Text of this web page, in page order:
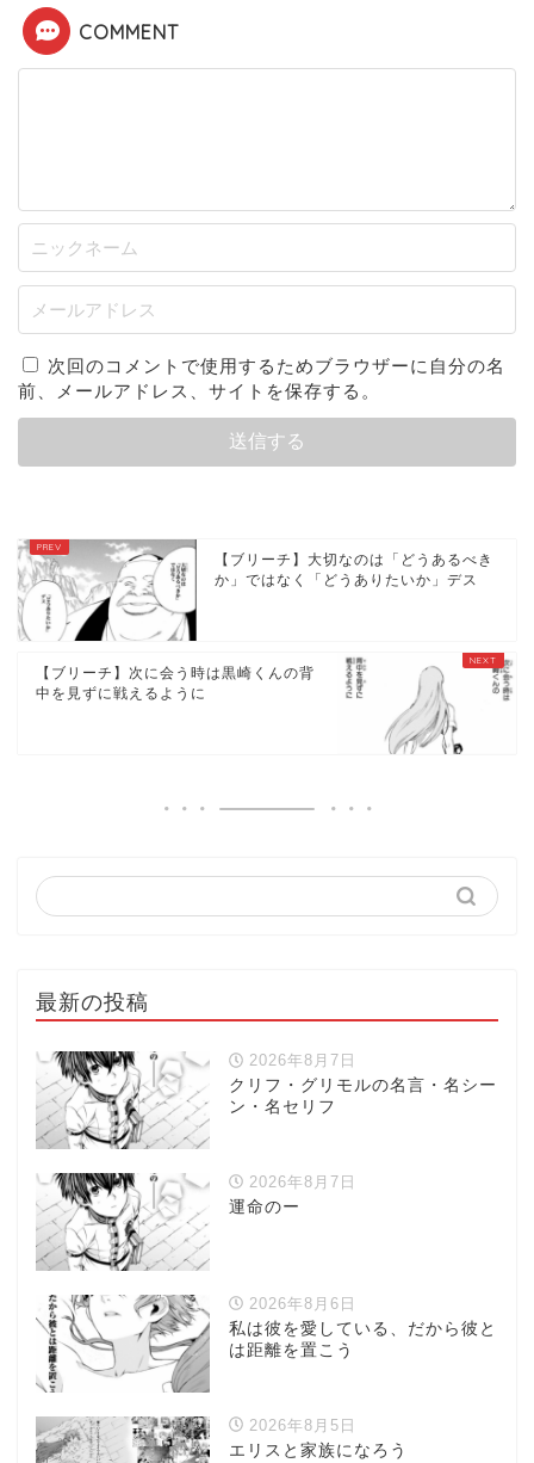
COMMENT
次回のコメントで使用するためブラウザーに自分の名
前、メールアドレス、サイトを保存する。
【ブリーチ】大切なのは「どうあるべき
か」ではなく「どうありたいか」デス
【ブリーチ】次に会う時は黒崎くんの背
中を見ずに戦えるように
最新の投稿
2026年8月7日
クリフ・グリモルの名言・名シー
ン・名セリフ
2026年8月7日
運命のー
2026年8月6日
私は彼を愛している、だから彼と
は距離を置こう
2026年8月5日
エリスと家族になろう